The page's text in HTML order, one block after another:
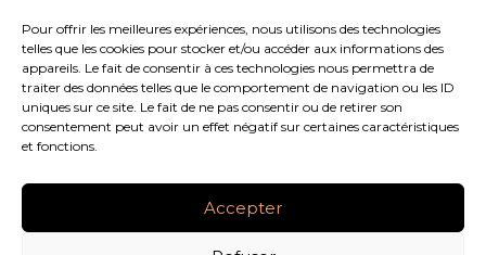
Pour offrir les meilleures expériences, nous utilisons des technologies
telles que les cookies pour stocker et/ou accéder aux informations des
appareils. Le fait de consentir à ces technologies nous permettra de
traiter des données telles que le comportement de navigation ou les ID
uniques sur ce site. Le fait de ne pas consentir ou de retirer son
consentement peut avoir un effet négatif sur certaines caractéristiques
et fonctions.
Accepter
FaceBook
TwitterLinkedIn
Footer
LE CABINET NOS SERVICES
NOS OUTILS
RECRUTEMENT